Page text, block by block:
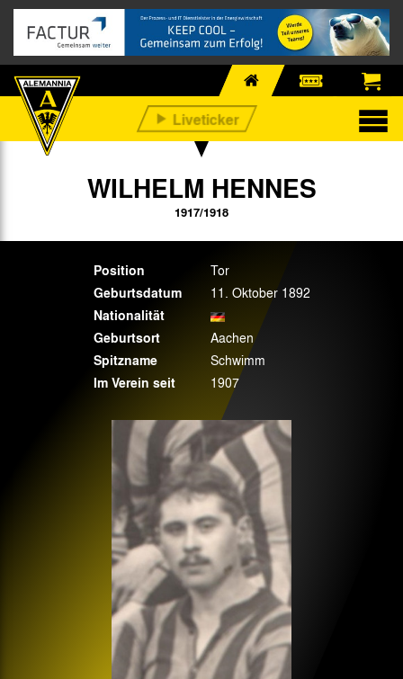
WILHELM HENNES
1917/1918
Position Tor
Geburtsdatum 11. Oktober 1892
Nationalität
Geburtsort
Aachen
Spitzname Schwimm
Im Verein seit 1907